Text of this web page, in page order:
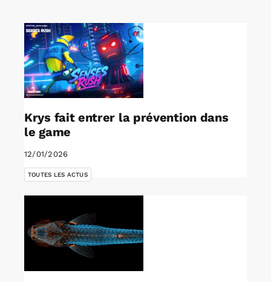
Rechercher:
Annonces emploi
Krys fait entrer la prévention dans
le game
12/01/2026
TOUTES LES ACTUS